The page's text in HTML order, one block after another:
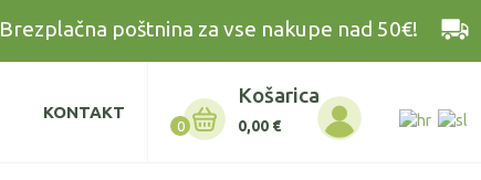
Brezplačna poštnina za vse nakupe nad 50€!
KONTAKT
Košarica
0 0,00 €